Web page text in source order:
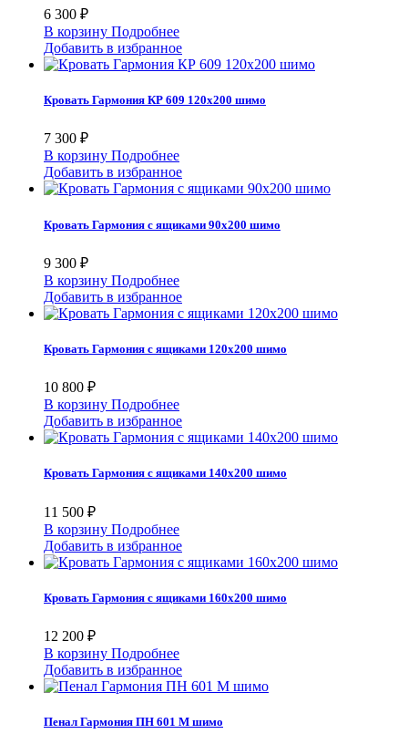
6 300 ₽
В корзину Подробнее
Добавить в избранное
Кровать Гармония КР 609 120х200 шимо
7 300 ₽
В корзину Подробнее
Добавить в избранное
Кровать Гармония с ящиками 90х200 шимо
9 300 ₽
В корзину Подробнее
Добавить в избранное
Кровать Гармония с ящиками 120х200 шимо
10 800 ₽
В корзину Подробнее
Добавить в избранное
Кровать Гармония с ящиками 140х200 шимо
11 500 ₽
В корзину Подробнее
Добавить в избранное
Кровать Гармония с ящиками 160х200 шимо
12 200 ₽
В корзину Подробнее
Добавить в избранное
Пенал Гармония ПН 601 М шимо